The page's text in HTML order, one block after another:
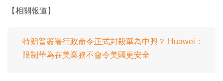
【相關報道】
特朗普簽署行政命令正式封殺華為中興？ Huawei：
限制華為在美業務不會令美國更安全